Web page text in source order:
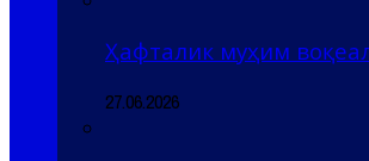
Ҳафталик муҳим
27.06.2026